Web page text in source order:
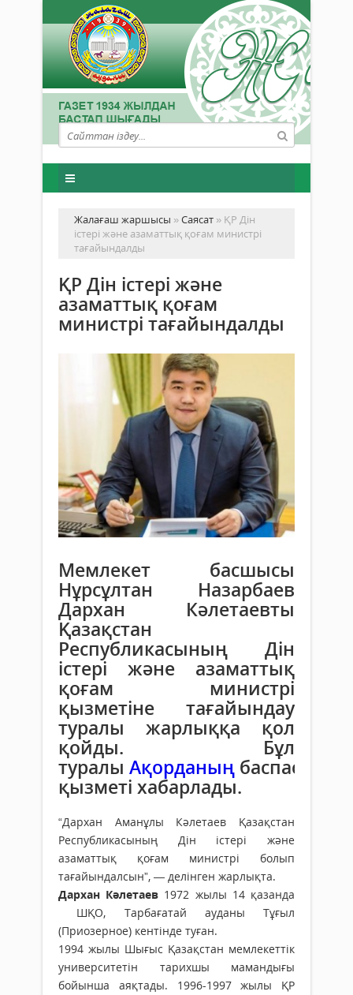
Жалағаш жаршысы »Саясат » ҚР Дін
істері және азаматтық қоғам министрі
тағайындалды
ҚР Дін істері және
азаматтық қоғам
министрі тағайындалды
Мемлекет басшысы
Нұрсұлтан Назарбаев
Дархан Кәлетаевты
Қазақстан
Республикасының Дін
істері және азаматтық
қоғам министрі
қызметіне тағайындау
туралы жарлыққа қол
қойды. Бұл
туралы Ақорданың баспасөз
қызметі хабарлады.
“Дархан Аманұлы Кәлетаев Қазақстан
Республикасының Дін істері және
азаматтық қоғам министрі болып
тағайындалсын”, — делінген жарлықта.
Дархан Кәлетаев 1972 жылы 14 қазанда
ШҚО, Тарбағатай ауданы Тұғыл
(Приозерное) кентінде туған.
1994 жылы Шығыс Қазақстан мемлекеттік
университетін тарихшы мамандығы
бойынша аяқтады. 1996-1997 жылы ҚР